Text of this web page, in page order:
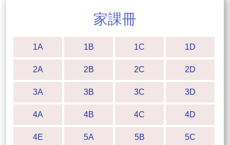
家課冊
1A 1B 1C 1D
2A 2B 2C 2D
3A 3B 3C 3D
4A 4B 4C 4D
4E 5A 5B 5C